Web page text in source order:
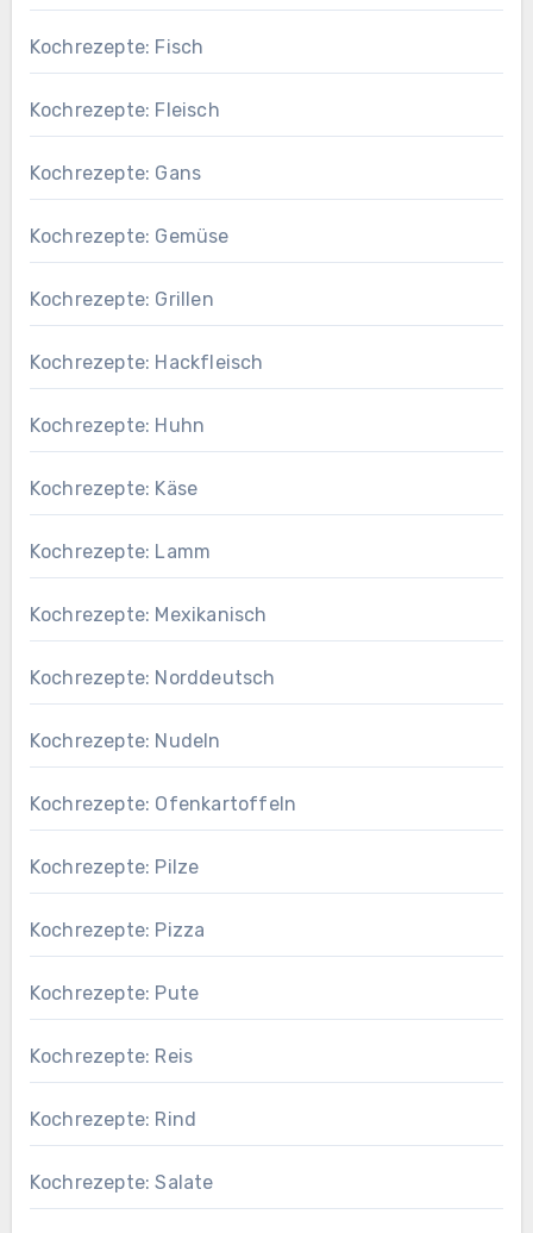
Kochrezepte: Fisch
Kochrezepte: Fleisch
Kochrezepte: Gans
Kochrezepte: Gemüse
Kochrezepte: Grillen
Kochrezepte: Hackfleisch
Kochrezepte: Huhn
Kochrezepte: Käse
Kochrezepte: Lamm
Kochrezepte: Mexikanisch
Kochrezepte: Norddeutsch
Kochrezepte: Nudeln
Kochrezepte: Ofenkartoffeln
Kochrezepte: Pilze
Kochrezepte: Pizza
Kochrezepte: Pute
Kochrezepte: Reis
Kochrezepte: Rind
Kochrezepte: Salate